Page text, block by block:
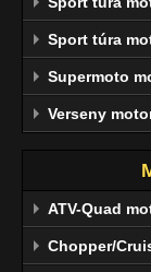
Sport túra
Supermoto
Verseny
ATV-Quad
Chopper/